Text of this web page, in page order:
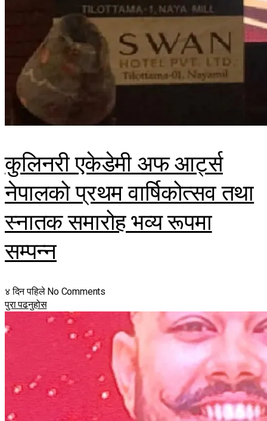
कुलिनरी एकेडेमी अफ आर्ट्स
नेपालको प्रथम वार्षिकोत्सव तथा
स्नातक समारोह भव्य रूपमा
सम्पन्न
४ दिन पहिले No Comments
पुरा पढनुहोस